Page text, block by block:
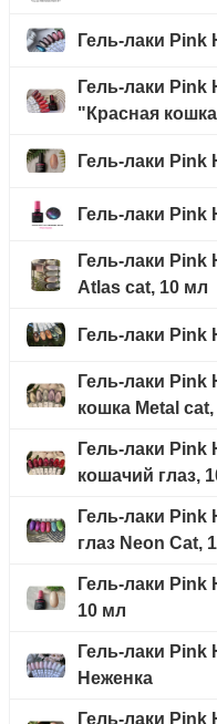
Гель-лаки Pink
Гель-лаки Pink
"Красная
Гель-лаки Pink
Гель-лаки Pink
Гель-лаки Pink
Atlas cat, 10 мл
Гель-лаки Pink
Гель-лаки Pink
кошка Metal
Гель-лаки
кошачий глаз,
Гель-лаки
глаз Neon Cat,
Гель-лаки Pink
10 мл
Гель-лаки
Неженка
Гель-лаки